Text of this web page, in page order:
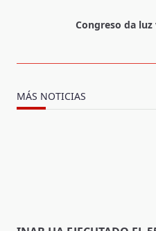
text">Page</span>
Congreso da
MÁS NOTICIAS